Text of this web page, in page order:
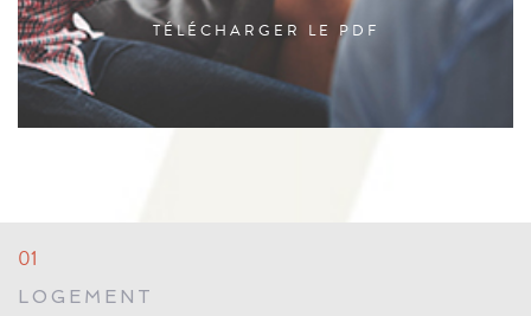
TÉLÉCHARGER LE PDF
01
LOGEMENT